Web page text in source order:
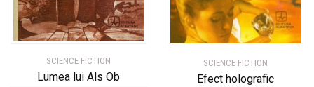
SCIENCE FICTION
Lumea lui Als Ob
SCIENCE FICTION
Efect holografic